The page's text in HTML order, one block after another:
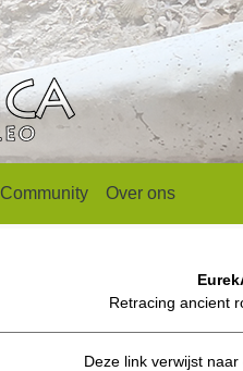
Community Over ons
Retracing ancient
Deze link verwijst